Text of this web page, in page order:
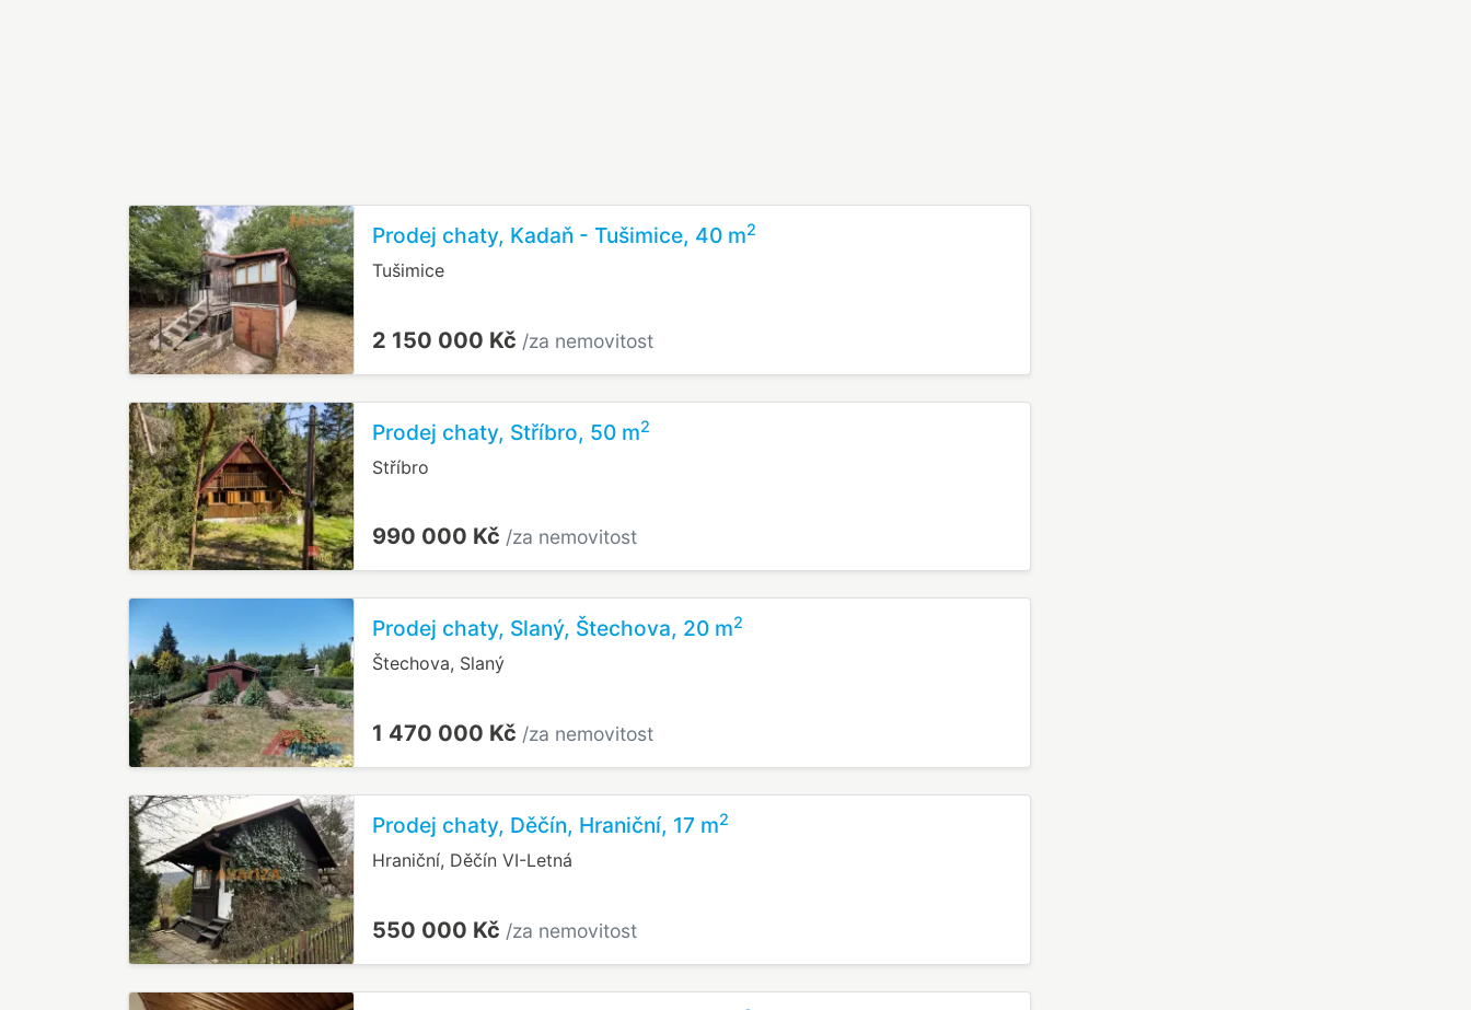
Prodej chaty, Kadaň - Tušimice, 40 m2
Tušimice
2 150 000 Kč /za nemovitost
Prodej chaty, Stříbro, 50 m2
Stříbro
990 000 Kč /za nemovitost
Prodej chaty, Slaný, Štechova, 20 m2
Štechova, Slaný
1 470 000 Kč /za nemovitost
Prodej chaty, Děčín, Hraniční, 17 m2
Hraniční, Děčín VI-Letná
550 000 Kč /za nemovitost